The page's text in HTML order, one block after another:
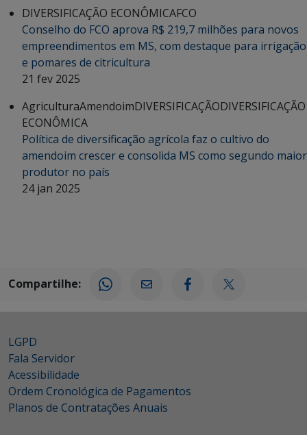
DIVERSIFICAÇÃO ECONÔMICAFCO
Conselho do FCO aprova R$ 219,7 milhões para novos
empreendimentos em MS, com destaque para irrigação
e pomares de citricultura
21 fev 2025
AgriculturaAmendoimDIVERSIFICAÇÃODIVERSIFICAÇÃO
ECONÔMICA
Política de diversificação agrícola faz o cultivo do
amendoim crescer e consolida MS como segundo maior
produtor no país
24 jan 2025
Compartilhe:
LGPD
Fala Servidor
Acessibilidade
Ordem Cronológica de Pagamentos
Planos de Contratações Anuais